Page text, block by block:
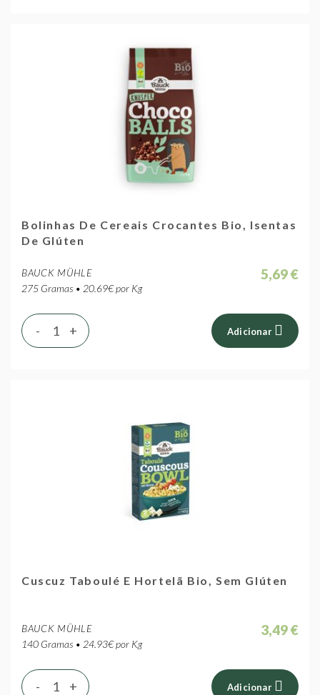
Bolinhas De Cereais Crocantes Bio, Isentas
De Glúten
BAUCK MÜHLE
275 Gramas • 20.69€ por Kg
5,69 €
+
- Adicionar
Cuscuz Taboulé E Hortelã Bio, Sem Glúten
BAUCK MÜHLE
140 Gramas • 24.93€ por Kg
3,49 €
+
- Adicionar